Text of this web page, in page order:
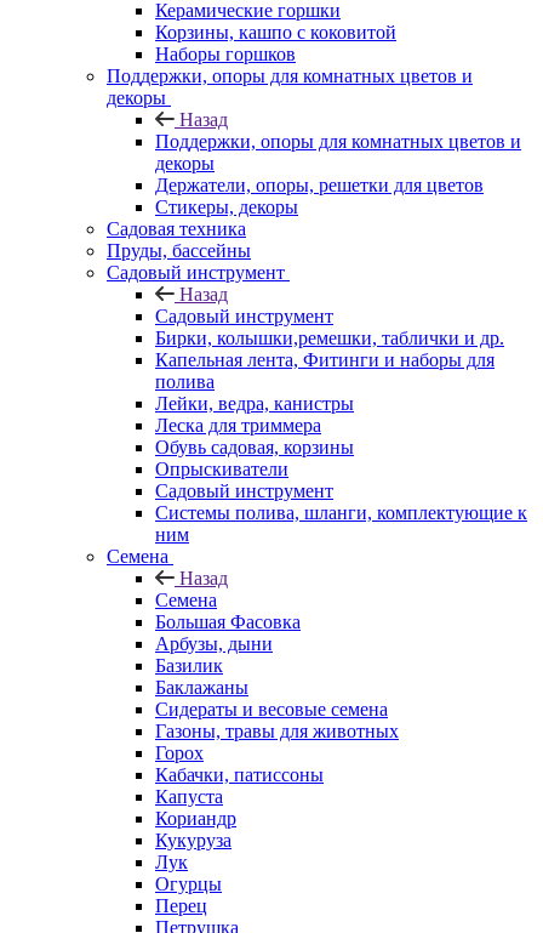
Керамические горшки
Корзины, кашпо с коковитой
Наборы горшков
Поддержки, опоры для комнатных цветов и
декоры
Назад
Поддержки, опоры для комнатных цветов и
декоры
Держатели, опоры, решетки для цветов
Стикеры, декоры
Садовая техника
Пруды, бассейны
Садовый инструмент
Назад
Садовый инструмент
Бирки, колышки,ремешки, таблички и др.
Капельная лента, Фитинги и наборы для
полива
Лейки, ведра, канистры
Леска для триммера
Обувь садовая, корзины
Опрыскиватели
Садовый инструмент
Системы полива, шланги, комплектующие к
ним
Семена
Назад
Семена
Большая Фасовка
Арбузы, дыни
Базилик
Баклажаны
Сидераты и весовые семена
Газоны, травы для животных
Горох
Кабачки, патиссоны
Капуста
Кориандр
Кукуруза
Лук
Огурцы
Перец
Петрушка